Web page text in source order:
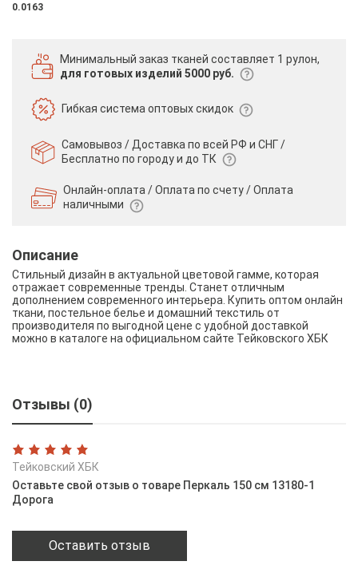
0.0163
Минимальный заказ тканей составляет 1 рулон,
для готовых изделий 5000 руб.
Гибкая системаоптовых скидок
Самовывоз / Доставка по всей РФ и СНГ /
Бесплатно по городу и до ТК
Онлайн-оплата / Оплата по счету /Оплата
наличными
Описание
Стильный дизайн в актуальной цветовой гамме, которая
отражает современные тренды. Станет отличным
дополнением современного интерьера. Купить оптом онлайн
ткани, постельное белье и домашний текстиль от
производителя по выгодной цене с удобной доставкой
можно в каталоге на официальном сайте Тейковского ХБК
Отзывы (0)
Тейковский ХБК
Оставьте свой отзыв о товаре Перкаль 150 см 13180-1
Дорога
Оставить отзыв